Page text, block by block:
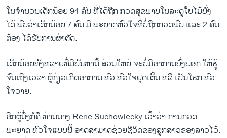
ໃນຈຳນວນເດັກນ້ອຍ 94 ຄົນ ທີ່ໄດ້ຖືກ ກວດສຸຂພາບໃນລະດູໃບໄມ້ປົ່ງ
ໄດ້ ພົບວ່າເດັກນ້ອຍ 7 ຄົນ ມີ ພະຍາດຫົວໃຈທີ່ບໍ່ຖືກ​ກວດ​ພົບ ແລະ 2 ຄົນ
ຕ້ອງ ໄດ້ຮັບການຜ່າຕັດ.
ເດັກນ້ອຍທັງຫລາຍທີ່ມີບັນຫານີ້ ສ່ວນ​ໃຫຍ່ ຈະ​ບໍ່ມີ​ອາການ​ບົ່ງ​ບອກ ​ໃຫ້ຮູ້
ຈົນ​ເຖິງ​ເວລາ ຜູ້ກ່ຽວ​ເກີດ​ອາການ ຫົວ ຫົວໃຈຢຸດ​ເຕັ້ນ ຫລື ​ເປັນ​ໂຣກ ຫົວ​
ໃຈ​ວາຍ.
ອີກ​ຜູ້​ນຶ່ງກໍ​ຄື ທ່ານ​ນາງ Rene Suchowiecky ເວົ້າວ່າ ການກວດ
ພະຍາດ ຫົວໃຈ​ແບບນີ້ ອາດສາມາດຊ່ວຍຊີວິດຂອງລູກສາວຂອງລາວໄວ້.